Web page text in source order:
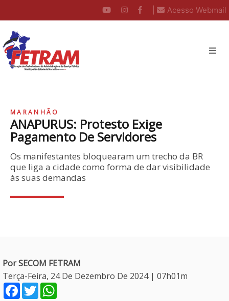
Acesso Webmail
MARANHÃO
ANAPURUS: Protesto Exige
Pagamento De Servidores
Os manifestantes bloquearam um trecho da BR
que liga a cidade como forma de dar visibilidade
às suas demandas
Por SECOM FETRAM
Terça-Feira, 24 De Dezembro De 2024 | 07h01m
Facebook
Twitter